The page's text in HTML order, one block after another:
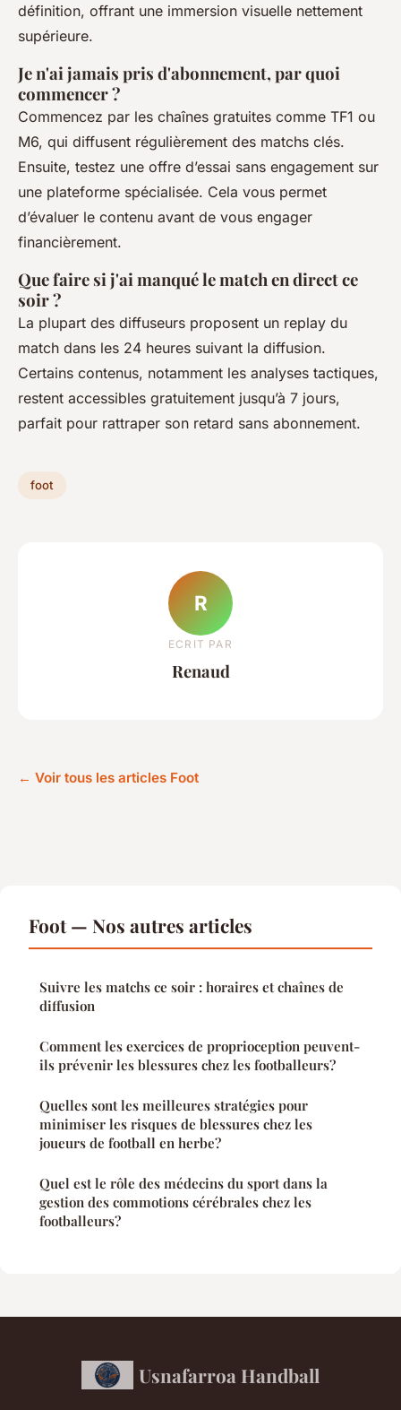
définition, offrant une immersion visuelle nettement
supérieure.
Je n'ai jamais pris d'abonnement, par quoi
commencer ?
Commencez par les chaînes gratuites comme TF1 ou
M6, qui diffusent régulièrement des matchs clés.
Ensuite, testez une offre d’essai sans engagement sur
une plateforme spécialisée. Cela vous permet
d’évaluer le contenu avant de vous engager
financièrement.
Que faire si j'ai manqué le match en direct ce
soir ?
La plupart des diffuseurs proposent un replay du
match dans les 24 heures suivant la diffusion.
Certains contenus, notamment les analyses tactiques,
restent accessibles gratuitement jusqu’à 7 jours,
parfait pour rattraper son retard sans abonnement.
foot
R
ECRIT PAR
Renaud
← Voir tous les articles Foot
Foot — Nos autres articles
Suivre les matchs ce soir : horaires et chaînes de
diffusion
Comment les exercices de proprioception peuvent-
ils prévenir les blessures chez les footballeurs?
Quelles sont les meilleures stratégies pour
minimiser les risques de blessures chez les
joueurs de football en herbe?
Quel est le rôle des médecins du sport dans la
gestion des commotions cérébrales chez les
footballeurs?
Usnafarroa Handball